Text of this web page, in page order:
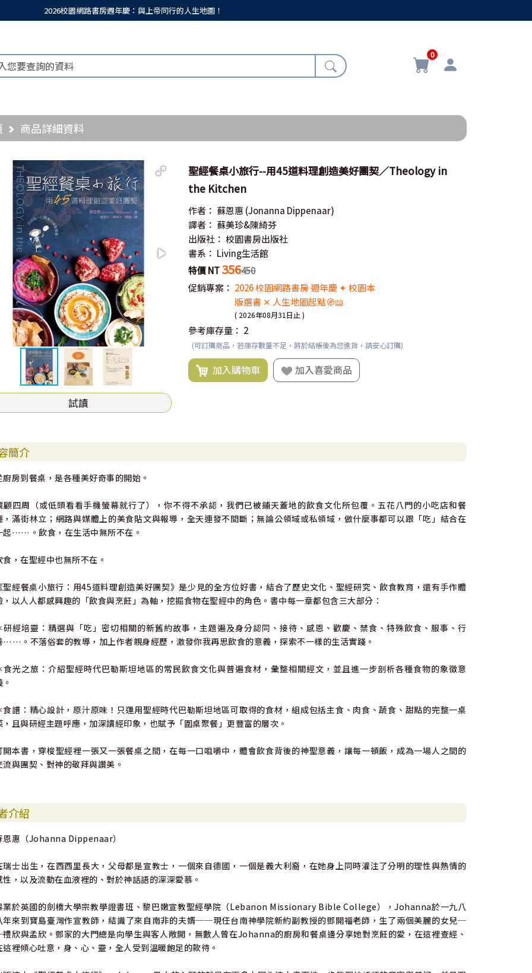
2026校園網路書房週年慶：與上帝同行的人生地圖！
0
商品詳細資料
試讀
聖經餐桌小旅行--用45道料理創造美好團契／Theology in
the Kitchen
作者： 蘇恩惠 (Jonanna Dippenaar)
譯者： 蘇美珍&陳綺芬
出版社： 校園書房出版社
書系： Living生活館
特價 NT356450
促銷專案： 2026 校園網路書房 週年慶 ✦ 校園本
版選書 ✕ 人生地圖起點🧭📖
( 2026年08月31日止 )
參考庫存量： 2
(可訂購商品，若庫存數量不足，將於結帳後為您進貨，請安心訂購)
加入購物車 加入喜愛商品
簡介
廚房到餐桌，是各種美好奇事的開始。
顧四周（或低頭看看手機螢幕就行了），你不得不承認，我們已被鋪天蓋地的飲食文化所包覆。五花八門的小吃店和餐
，滿街林立；網路與媒體上的美食貼文與報導，全天連發不間斷；無論公領域或私領域，做什麼事都可以跟「吃」結合在
起……。飲食，在生活中無所不在。
食，在聖經中也無所不在。
聖經餐桌小旅行：用45道料理創造美好團契》是少見的全方位好書，結合了歷史文化、聖經研究、飲食教育，還有手作體
，以人人都感興趣的「飲食與烹飪」為軸，挖掘食物在聖經中的角色。書中每一章都包含三大部分：
研經培靈：精選與「吃」密切相關的新舊約故事，主題遍及身分認同、接待、感恩、歡慶、禁食、特殊飲食、服事、行
……。不落俗套的教導，加上作者親身經歷，激發你我再思飲食的意義，探索不一樣的生活實踐。
食光之旅：介紹聖經時代巴勒斯坦地區的常民飲食文化與普遍食材，彙整相關經文，並且進一步剖析各種食物的象徵意
食譜：精心設計，原汁原味！只運用聖經時代巴勒斯坦地區可取得的食材，組成包括主食、肉食、蔬食、甜點的完整一桌
，且與研經主題呼應，加深讀經印象，也賦予「圍桌聚餐」更豐富的層次。
開本書，穿梭聖經裡一張又一張餐桌之間，在每一口咀嚼中，體會飲食背後的神聖意義，讓每一頓飯，成為一場人之間的
流與團契、對神的敬拜與讚美。
介紹
恩惠（Johanna Dippenaar）
瑞士出生，在西西里長大，父母都是宣教士，一個來自德國，一個是義大利裔，在她身上同時灌注了分明的理性與熱情的
性，以及流動在血液裡的、對於神話語的深深愛慕。
業於英國的劍橋大學宗教學證書班、黎巴嫩宣教聖經學院（Lebanon Missionary Bible College），Johanna於一九八
年來到寶島臺灣作宣教師，結識了來自南非的夫婿──現任台南神學院新約副教授的鄧開福老師，生了兩個美麗的女兒─
欣與孟欣。鄧家的大門總是向學生與客人敞開，無數人曾在Johanna的廚房和餐桌邊分享她對烹飪的愛，在這裡查經、
這裡傾心吐意，身、心、靈，全人受到溫暖飽足的款待。